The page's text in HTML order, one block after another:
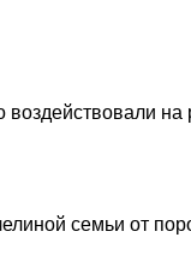
воздействовали
семьи от